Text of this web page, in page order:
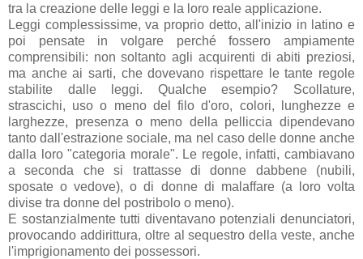
tra la creazione delle leggi e la loro reale applicazione.
Leggi complessissime, va proprio detto, all'inizio in latino e
poi pensate in volgare perché fossero ampiamente
comprensibili: non soltanto agli acquirenti di abiti preziosi,
ma anche ai sarti, che dovevano rispettare le tante regole
stabilite dalle leggi. Qualche esempio? Scollature,
strascichi, uso o meno del filo d'oro, colori, lunghezze e
larghezze, presenza o meno della pelliccia dipendevano
tanto dall'estrazione sociale, ma nel caso delle donne anche
dalla loro "categoria morale". Le regole, infatti, cambiavano
a seconda che si trattasse di donne dabbene (nubili,
sposate o vedove), o di donne di malaffare (a loro volta
divise tra donne del postribolo o meno).
E sostanzialmente tutti diventavano potenziali denunciatori,
provocando addirittura, oltre al sequestro della veste, anche
l'imprigionamento dei possessori.